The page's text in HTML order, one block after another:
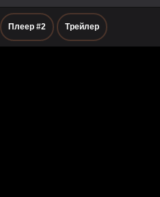
Плеер #2 Трейлер